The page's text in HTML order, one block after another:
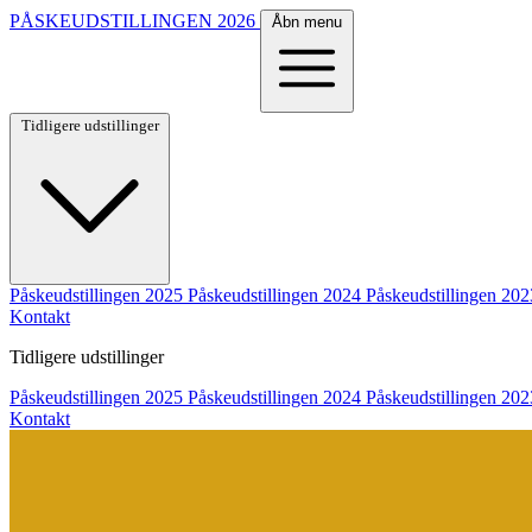
PÅSKEUDSTILLINGEN 2026 Åbn menu
Tidligere udstillinger
Påskeudstillingen 2025 Påskeudstillingen 2024 Påskeudstillingen
Kontakt
Tidligere udstillinger
Påskeudstillingen 2025 Påskeudstillingen 2024 Påskeudstillingen
Kontakt